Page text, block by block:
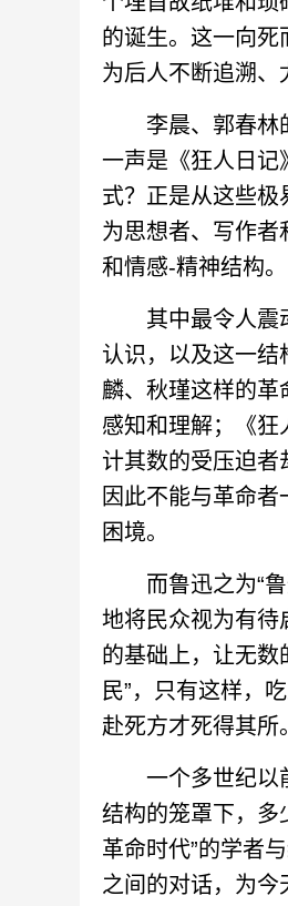
的诞生。这一向
为后人不断追溯、
李晨、郭春林的
一声是《狂人日记
式？正是从这些
为思想者、写作
和情感-精神结构。
其中最令人震动
认识，以及这一结
麟、秋瑾这样的
感知和理解；《狂
计其数的受压迫者
因此不能与革命
困境。
而鲁迅之为“鲁
地将民众视为有待
的基础上，让无数
民”，只有这样，
赴死方才死得其所。
一个多世纪以前
结构的笼罩下，多
革命时代”的学者
之间的对话，为今